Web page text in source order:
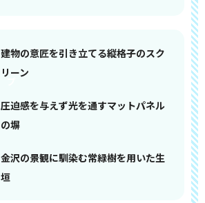
建物の意匠を引き立てる縦格子のスク
リーン
圧迫感を与えず光を通すマットパネル
の塀
金沢の景観に馴染む常緑樹を用いた生
垣